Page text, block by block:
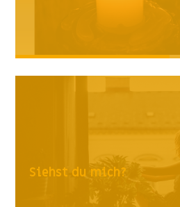
Siehst du mich?